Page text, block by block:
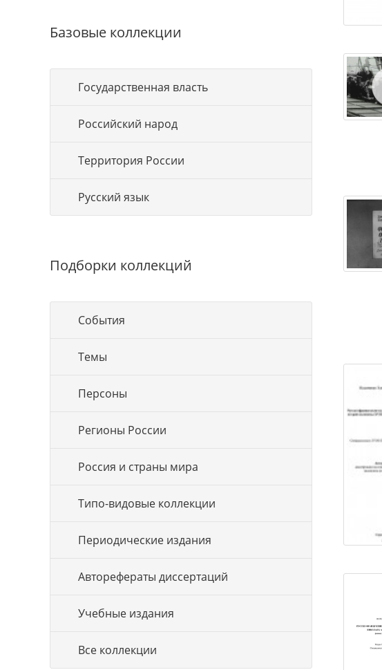
Базовые коллекции
Государственная власть
Российский народ
Территория России
Русский язык
Подборки коллекций
События
Темы
Персоны
Регионы России
Россия и страны мира
Типо-видовые коллекции
Периодические издания
Авторефераты диссертаций
Учебные издания
Все коллекции